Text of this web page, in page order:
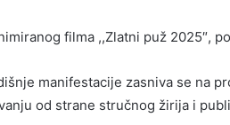
filma ,,Zlatni puž 2025″,
manifestacije zasniva se na
od strane stručnog žirija i